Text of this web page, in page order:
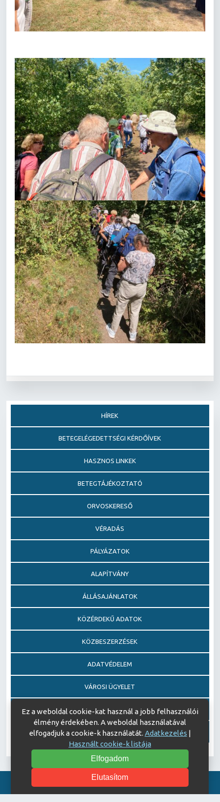
HÍREK
BETEGELÉGEDETTSÉGI KÉRDŐÍVEK
HASZNOS LINKEK
BETEGTÁJÉKOZTATÓ
ORVOSKERESŐ
VÉRADÁS
PÁLYÁZATOK
ALAPÍTVÁNY
ÁLLÁSAJÁNLATOK
KÖZÉRDEKŰ ADATOK
KÖZBESZERZÉSEK
ADATVÉDELEM
VÁROSI ÜGYELET
EGÉSZSÉGFEJLESZTŐ KÓRHÁZ DÍJ PÁLYÁZAT
AJÁNDÉKOZÁSI OKIRATOK
Ez a weboldal cookie-kat használ a jobb felhasználói
élmény érdekében. A weboldal használatával
elfogadjuk a cookie-k használatát. Adatkezelés |
Használt cookie-k listája
Elfogadom
Elutasítom